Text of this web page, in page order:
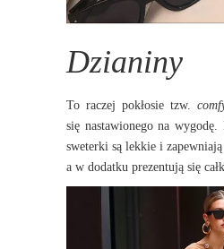
Dzianiny
To raczej pokłosie tzw.
się nastawionego na
sweterki są lekkie i
a w dodatku prezentują się